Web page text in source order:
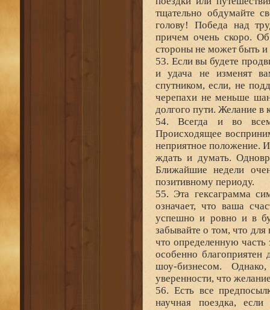
тщательно обдумайте
голову! Победа над
причем очень скоро.
стороны не может быть и
53. Если вы будете
и удача не изменят
спутником, если, не
черепахи не меньше
долгого пути. Желание в
54. Всегда и во
Происходящее
неприятное положение.
ждать и думать.
Ближайшие недели
позитивному периоду.
55. Эта гексаграмма
означает, что ваша
успешно и ровно и в
забывайте о том, что
что определенную часть
особенно благоприятен
шоу-бизнесом.
уверенности, что
56. Есть все
научная поездка,